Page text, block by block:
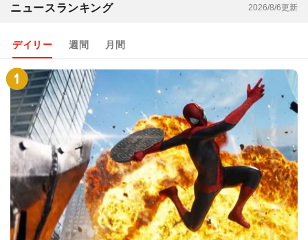
ニュースランキング 2026/8/6更新
デイリー 週間 月間